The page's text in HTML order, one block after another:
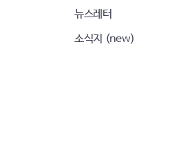
뉴스레터
소식지 (new)